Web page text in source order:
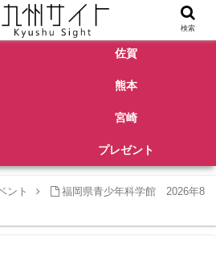
佐賀
熊本
宮崎
プレゼント
ント
福岡県青少年科学館 2026年8
検索